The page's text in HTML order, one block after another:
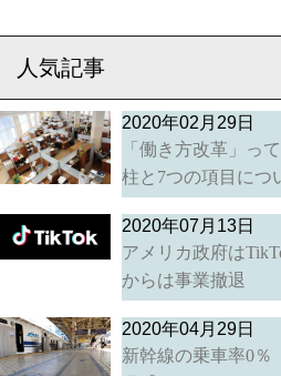
人気記事
2020年02月29日
「働き方改革」っ
柱と7つの項目につ
2020年07月13日
アメリカ政府は
からは事業撤退
2020年04月29日
新幹線の乗車率0